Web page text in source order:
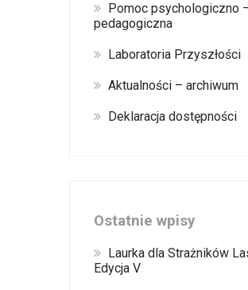
Pomoc psychologiczno
pedagogiczna
Laboratoria Przyszłości
Aktualności – archiwum
Deklaracja dostępności
Ostatnie wpisy
Laurka dla Strażników
Edycja V